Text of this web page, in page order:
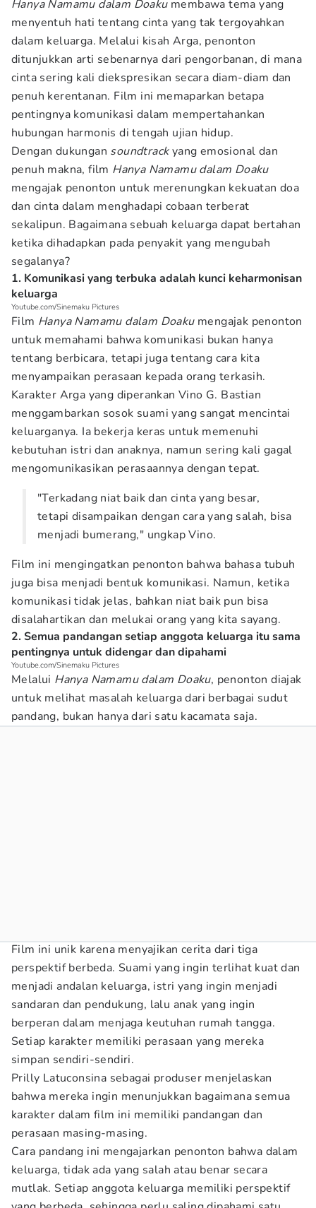
Hanya Namamu dalam Doakumembawa tema yang
menyentuh hati tentang cinta yang tak tergoyahkan
dalam keluarga. Melalui kisah Arga, penonton
ditunjukkan arti sebenarnya dari pengorbanan, di mana
cinta sering kali diekspresikan secara diam-diam dan
penuh kerentanan. Film ini memaparkan betapa
pentingnya komunikasi dalam mempertahankan
hubungan harmonis di tengah ujian hidup.
Dengan dukungan soundtrackyang emosional dan
penuh makna, film Hanya Namamu dalam Doaku
mengajak penonton untuk merenungkan kekuatan doa
dan cinta dalam menghadapi cobaan terberat
sekalipun. Bagaimana sebuah keluarga dapat bertahan
ketika dihadapkan pada penyakit yang mengubah
segalanya?
1. Komunikasi yang terbuka adalah kunci keharmonisan
keluarga
Youtube.com/Sinemaku Pictures
Film Hanya Namamu dalam Doakumengajak penonton
untuk memahami bahwa komunikasi bukan hanya
tentang berbicara, tetapi juga tentang cara kita
menyampaikan perasaan kepada orang terkasih.
Karakter Arga yang diperankan Vino G. Bastian
menggambarkan sosok suami yang sangat mencintai
keluarganya. Ia bekerja keras untuk memenuhi
kebutuhan istri dan anaknya, namun sering kali gagal
mengomunikasikan perasaannya dengan tepat.
"Terkadang niat baik dan cinta yang besar,
tetapi disampaikan dengan cara yang salah, bisa
menjadi bumerang," ungkap Vino.
Film ini mengingatkan penonton bahwa bahasa tubuh
juga bisa menjadi bentuk komunikasi. Namun, ketika
komunikasi tidak jelas, bahkan niat baik pun bisa
disalahartikan dan melukai orang yang kita sayang.
2. Semua pandangan setiap anggota keluarga itu sama
pentingnya untuk didengar dan dipahami
Youtube.com/Sinemaku Pictures
Melalui Hanya Namamu dalam Doaku, penonton diajak
untuk melihat masalah keluarga dari berbagai sudut
pandang, bukan hanya dari satu kacamata saja.
Film ini unik karena menyajikan cerita dari tiga
perspektif berbeda. Suami yang ingin terlihat kuat dan
menjadi andalan keluarga, istri yang ingin menjadi
sandaran dan pendukung, lalu anak yang ingin
berperan dalam menjaga keutuhan rumah tangga.
Setiap karakter memiliki perasaan yang mereka
simpan sendiri-sendiri.
Prilly Latuconsina sebagai produser menjelaskan
bahwa mereka ingin menunjukkan bagaimana semua
karakter dalam film ini memiliki pandangan dan
perasaan masing-masing.
Cara pandang ini mengajarkan penonton bahwa dalam
keluarga, tidak ada yang salah atau benar secara
mutlak. Setiap anggota keluarga memiliki perspektif